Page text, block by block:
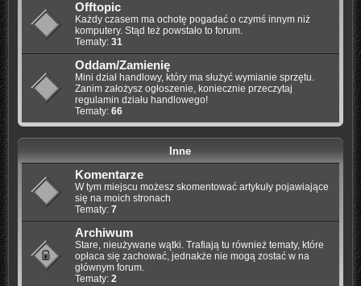
Offtopic
Każdy czasem ma ochotę pogadać o czymś innym niż
komputery. Stąd też powstało to forum.
Tematy: 31
Oddam/Zamienię
Mini dział handlowy, który ma służyć wymianie sprzętu.
Zanim założysz ogłoszenie, koniecznie przeczytaj
regulamin działu handlowego!
Tematy: 66
Inne
Komentarze
W tym miejscu możesz skomentować artykuły pojawiające
się na moich stronach
Tematy: 7
Archiwum
Stare, nieużywane wątki. Trafiają tu również tematy, które
opłaca się zachować, jednakże nie mogą zostać w na
głównym forum.
Tematy: 2